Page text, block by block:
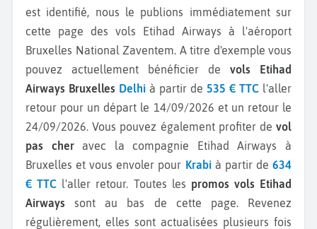
est identifié, nous le publions immédiatement sur
cette page des vols Etihad Airways à l'aéroport
Bruxelles National Zaventem. A titre d'exemple vous
pouvez actuellement bénéficier de vols Etihad
Airways Bruxelles Delhi à partir de 535 € TTC l'aller
retour pour un départ le 14/09/2026 et un retour le
24/09/2026.Vous pouvez également profiter devol
pas cheravec la compagnie Etihad Airways à
Bruxelles et vous envoler pour Krabià partir de634
€ TTC l'aller retour. Toutes les promos vols Etihad
Airways sont au bas de cette page. Revenez
régulièrement, elles sont actualisées plusieurs fois